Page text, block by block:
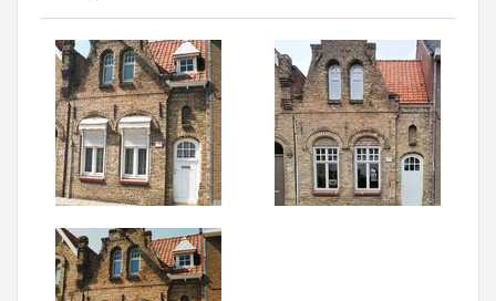
#BeeldIndeKijker
Hergebruik
Over ons
Aanmelden